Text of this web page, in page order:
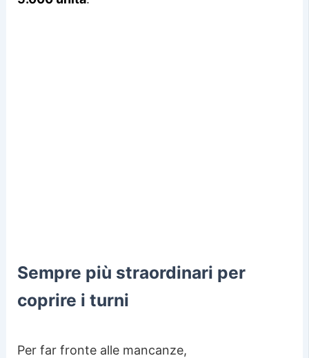
Sempre più straordinari per
coprire i turni
Per far fronte alle mancanze,